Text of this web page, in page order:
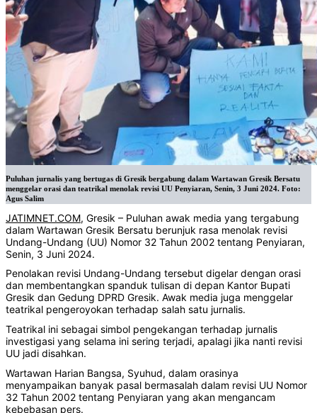
Puluhan jurnalis yang bertugas di Gresik bergabung dalam Wartawan Gresik Bersatu
menggelar orasi dan teatrikal menolak revisi UU Penyiaran, Senin, 3 Juni 2024. Foto:
Agus Salim
JATIMNET.COM, Gresik – Puluhan awak media yang tergabung
dalam Wartawan Gresik Bersatu berunjuk rasa menolak revisi
Undang-Undang (UU) Nomor 32 Tahun 2002 tentang Penyiaran,
Senin, 3 Juni 2024.
Penolakan revisi Undang-Undang tersebut digelar dengan orasi
dan membentangkan spanduk tulisan di depan Kantor Bupati
Gresik dan Gedung DPRD Gresik. Awak media juga menggelar
teatrikal pengeroyokan terhadap salah satu jurnalis.
Teatrikal ini sebagai simbol pengekangan terhadap jurnalis
investigasi yang selama ini sering terjadi, apalagi jika nanti revisi
UU jadi disahkan.
Wartawan Harian Bangsa, Syuhud, dalam orasinya
menyampaikan banyak pasal bermasalah dalam revisi UU Nomor
32 Tahun 2002 tentang Penyiaran yang akan mengancam
kebebasan pers.